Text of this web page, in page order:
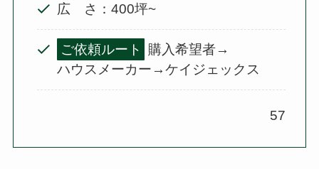
広 さ：400坪~
ご依頼ルート
購入希望者→
ハウスメーカー→ケイジェックス
57